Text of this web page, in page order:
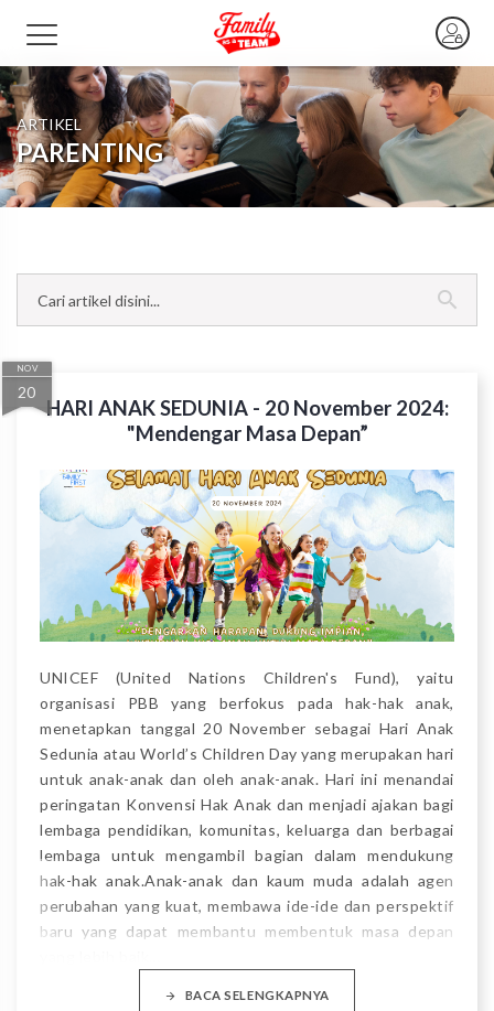
ARTIKEL
PARENTING
NOV
20
HARI ANAK SEDUNIA - 20 November 2024:
"Mendengar Masa Depan”
UNICEF (United Nations Children's Fund), yaitu
organisasi PBB yang berfokus pada hak-hak anak,
menetapkan tanggal 20 November sebagai Hari Anak
Sedunia atau World’s Children Day yang merupakan hari
untuk anak-anak dan oleh anak-anak. Hari ini menandai
peringatan Konvensi Hak Anak dan menjadi ajakan bagi
lembaga pendidikan, komunitas, keluarga dan berbagai
lembaga untuk mengambil bagian dalam mendukung
hak-hak anak.Anak-anak dan kaum muda adalah agen
perubahan yang kuat, membawa ide-ide dan perspektif
baru yang dapat membantu membentuk masa depan
BACA SELENGKAPNYA